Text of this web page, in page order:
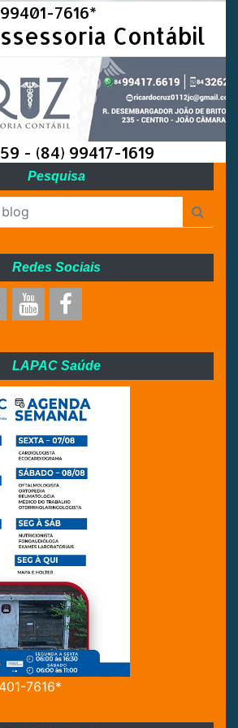
7616*
Contábil
- (84) 99417-1619
Pesquisa
Redes Sociais
LAPAC Saúde
7616*